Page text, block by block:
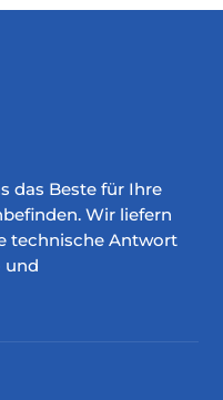
das Beste für Ihre
Wir liefern
technische Antwort
und